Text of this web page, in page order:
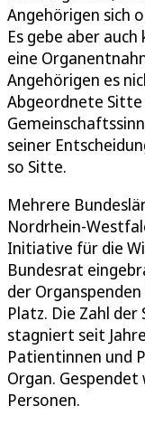
Angehörigen sich
Es gebe aber
eine
Angehörigen es
Abgeordnete
seiner
so Sitte.
Mehrere
Nordrhein-
Initiative für die
Bundesrat
der
Platz. Die Zahl der
stagniert seit
Patientinnen und
Organ.
Personen.